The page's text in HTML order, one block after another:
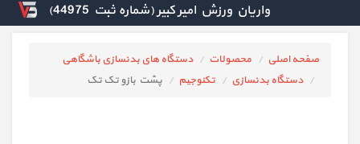
واریان ورزش امیر کبیر (شماره ثبت 44975)
صفحه اصلی محصولات
دستگاه های بدنسازی باشگاهی
دستگاه بدنسازی
تکنوجیم پشت بازو تک تک